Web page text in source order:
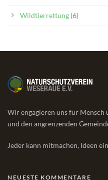
Wildtierrettung (6)
Wir engagieren uns für
und den angrenzenden
Jeder kann mitmachen, Ideen
NEUESTE KOMMENTARE